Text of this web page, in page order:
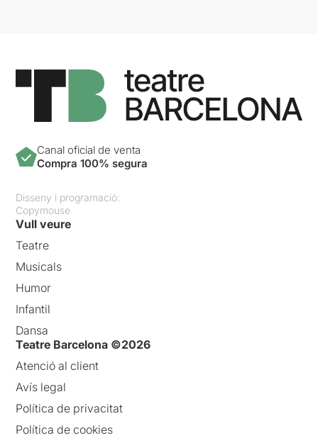
Canal oficial de venta
Compra 100% segura
Disseny i programació:
Copymouse
Vull veure
Teatre
Musicals
Humor
Infantil
Dansa
Teatre Barcelona ©2026
Atenció al client
Avís legal
Política de privacitat
Política de cookies